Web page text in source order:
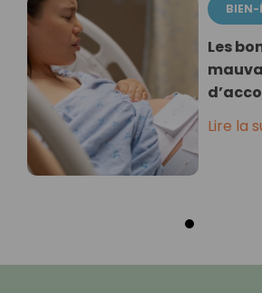
BIEN-
Les
Lire la